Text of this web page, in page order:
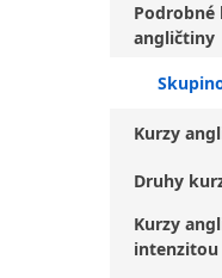
Podrobné
angličtiny
Kurzy
Druhy
Kurzy
intenzitou